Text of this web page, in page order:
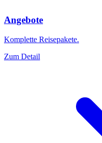
Angebote
Komplette Reisepakete.
Zum Detail